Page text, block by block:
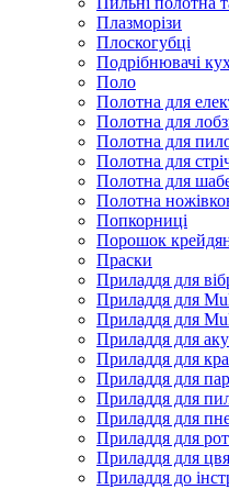
Плазморізи
Плоскогубці
Подрібнювачі
Поло
Полотна для
Полотна для
Полотна для
Полотна для
Полотна для
Полотна
Попкорниці
Порошок
Праски
Приладдя для
Приладдя для
Приладдя для
Приладдя для
Приладдя для
Приладдя для
Приладдя для
Приладдя для
Приладдя для
Приладдя для
Приладдя до